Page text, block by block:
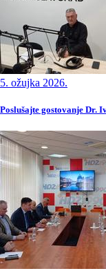
5. ožujka 2026.
Poslušajte gostovanje Dr.